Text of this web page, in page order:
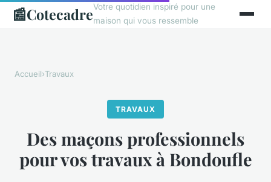
📰CotecadreVotre quotidien inspiré pour une
maison qui vous ressemble
Accueil›Travaux
TRAVAUX
Des maçons professionnels
pour vos travaux à Bondoufle